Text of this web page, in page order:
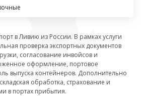
в Ливию из России. В рамках услуги
проверка экспортных документов
согласование инвойсов и
оформление, портовое
выпуска контейнеров. Дополнительно
обработка, страхование и
в портах прибытия.